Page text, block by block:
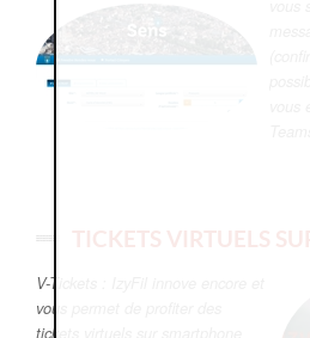
TICKETS VIRTUELS
V-Tickets : IzyFil innove encore et
vous permet de profiter des
tickets virtuels sur smartphone